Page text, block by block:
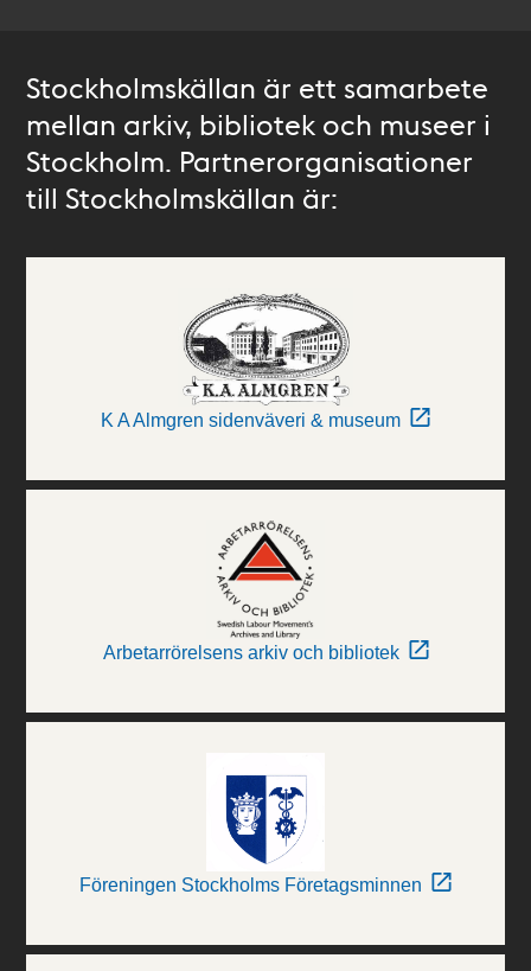
Stockholmskällan är ett samarbete
mellan arkiv, bibliotek och museer i
Stockholm. Partnerorganisationer
till Stockholmskällan är:
K A Almgren sidenväveri & museum
Arbetarrörelsens arkiv och bibliotek
Föreningen Stockholms Företagsminnen